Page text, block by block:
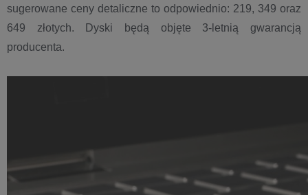
sugerowane ceny detaliczne to odpowiednio: 219, 349 oraz
649 złotych. Dyski będą objęte 3-letnią gwarancją
producenta.